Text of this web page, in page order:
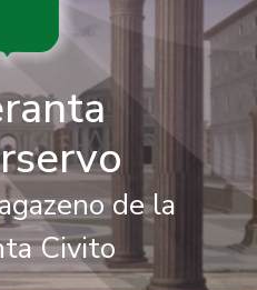
de la
Civito